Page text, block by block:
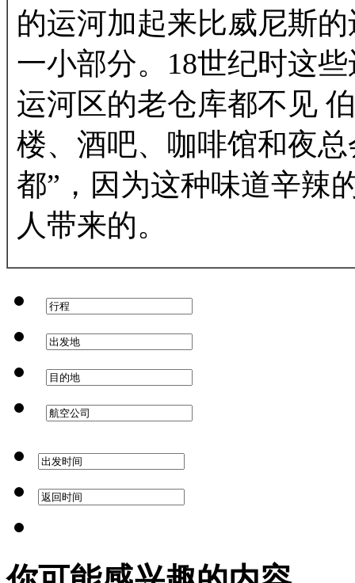
的运河加起来比威尼斯
一小部分。18世纪时这
运河区的老仓库都不见
楼、酒吧、咖啡馆和夜
都”，因为这种味道辛辣
人带来的。